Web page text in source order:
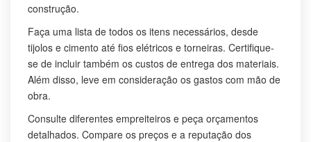
construção.
Faça uma lista de todos os itens necessários, desde
tijolos e cimento até fios elétricos e torneiras. Certifique-
se de incluir também os custos de entrega dos materiais.
Além disso, leve em consideração os gastos com mão de
obra.
Consulte diferentes empreiteiros e peça orçamentos
detalhados. Compare os preços e a reputação dos